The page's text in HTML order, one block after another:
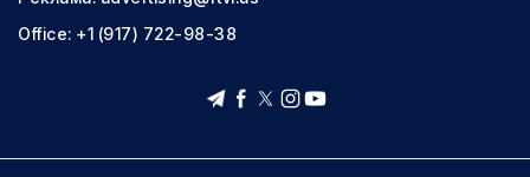
Office: +1 (917) 722-98-38